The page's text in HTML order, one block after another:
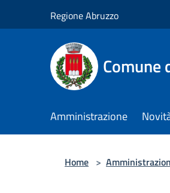
Regione Abruzzo
Comune
Amministrazione
Home >